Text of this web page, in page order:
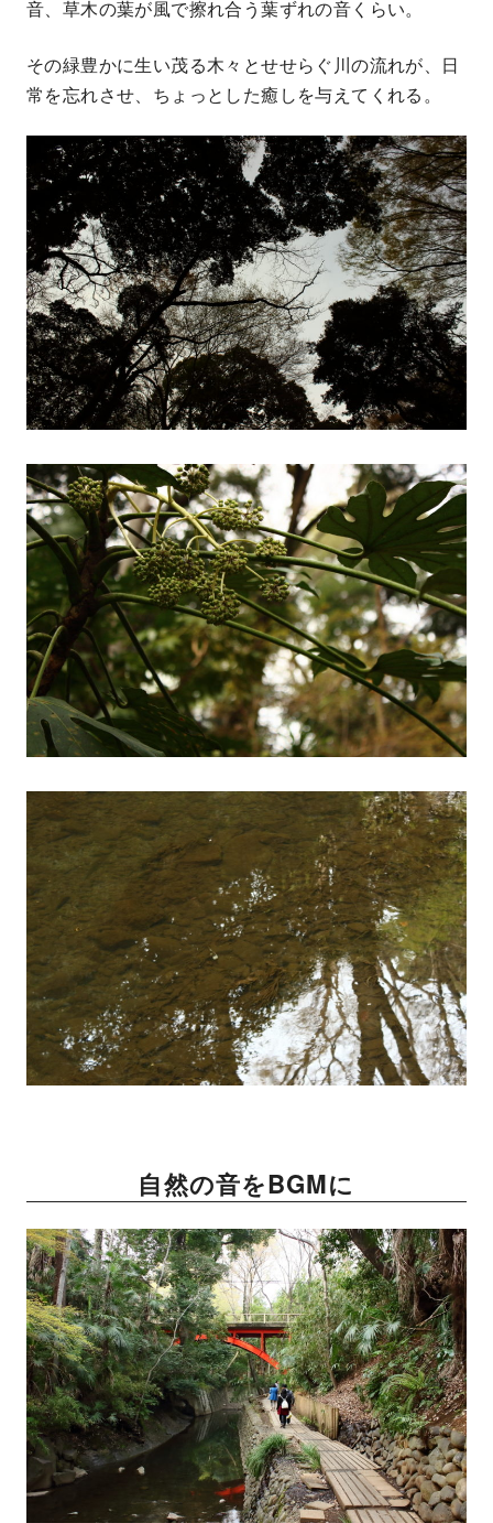
音、草木の葉が風で擦れ合う葉ずれの音くらい。
その緑豊かに生い茂る木々とせせらぐ川の流れが、日
常を忘れさせ、ちょっとした癒しを与えてくれる。
自然の音をBGMに